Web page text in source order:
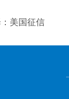
译 标准级
美国征信